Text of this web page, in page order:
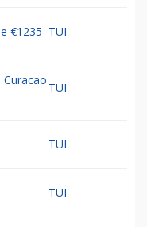
€1235 TUI
Curacao
TUI
TUI
TUI